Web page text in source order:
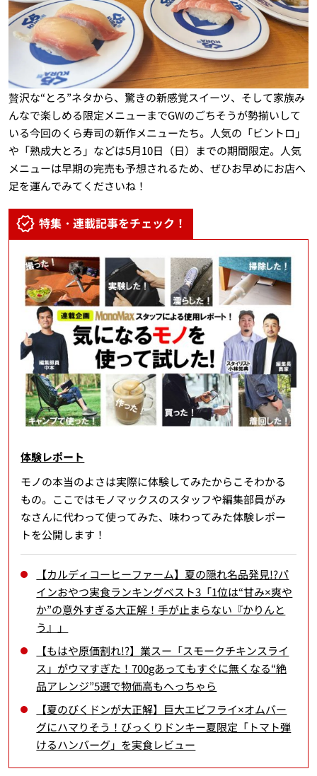
贅沢な“とろ”ネタから、驚きの新感覚スイーツ、そして家族み
んなで楽しめる限定メニューまでGWのごちそうが勢揃いして
いる今回のくら寿司の新作メニューたち。人気の「ビントロ」
や「熟成大とろ」などは5月10日（日）までの期間限定。人気
メニューは早期の完売も予想されるため、ぜひお早めにお店へ
足を運んでみてくださいね！
特集・連載記事をチェック！
体験レポート
モノの本当のよさは実際に体験してみたからこそわかる
もの。ここではモノマックスのスタッフや編集部員がみ
なさんに代わって使ってみた、味わってみた体験レポー
トを公開します！
【カルディコーヒーファーム】夏の隠れ名品発見!?パ
インおやつ実食ランキングベスト3「1位は“甘み×爽や
か”の意外すぎる大正解！手が止まらない『かりんと
う』」
【もはや原価割れ!?】業スー「スモークチキンスライ
ス」がウマすぎた！700gあってもすぐに無くなる“絶
品アレンジ”5選で物価高もへっちゃら
【夏のびくドンが大正解】巨大エビフライ×オムバー
グにハマりそう！びっくりドンキー夏限定「トマト弾
けるハンバーグ」を実食レビュー